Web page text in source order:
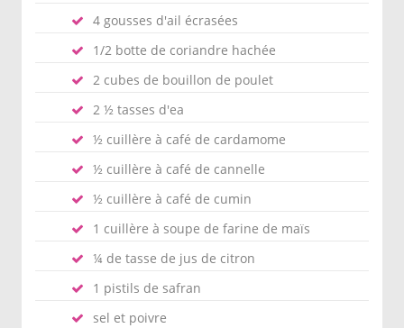
4 gousses d'ail écrasées
1/2 botte de coriandre hachée
2 cubes de bouillon de poulet
2 ½ tasses d'ea
½ cuillère à café de cardamome
½ cuillère à café de cannelle
½ cuillère à café de cumin
1 cuillère à soupe de farine de maïs
¼ de tasse de jus de citron
1 pistils de safran
sel et poivre